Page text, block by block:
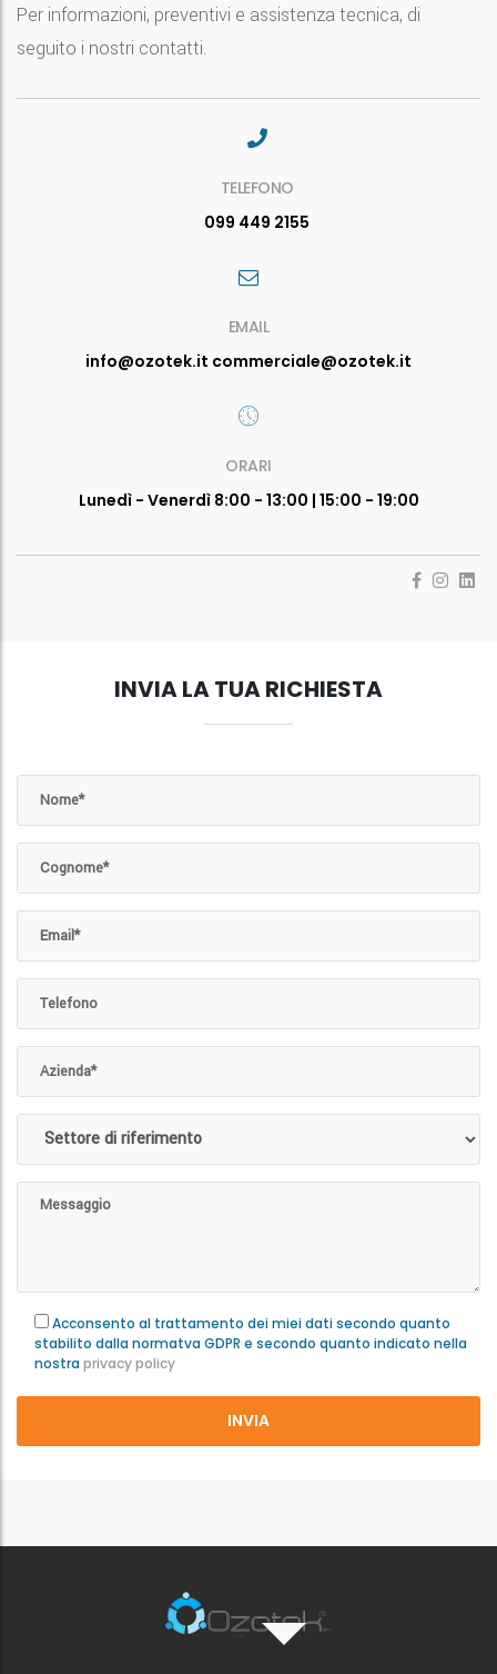
Per informazioni, preventivi e assistenza tecnica, di
seguito i nostri contatti.
TELEFONO
099 449 2155
EMAIL
info@ozotek.it commerciale@ozotek.it
ORARI
Lunedì - Venerdì 8:00 - 13:00 | 15:00 - 19:00
INVIA LA TUA RICHIESTA
Acconsento al trattamento dei miei dati secondo quanto
stabilito dalla normatva GDPR e secondo quanto indicato nella
nostra privacy policy